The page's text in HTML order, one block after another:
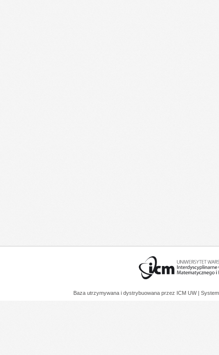
Baza utrzymywana i dystrybuowana przez ICM UW |